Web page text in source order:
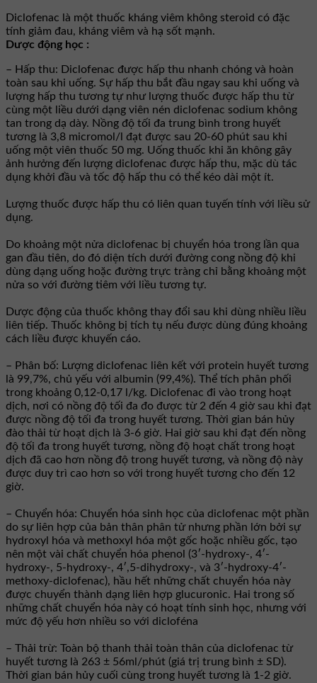
Diclofenac là một thuốc kháng viêm không steroid có đặc
tính giảm đau, kháng viêm và hạ sốt mạnh.
Dược động học :
– Hấp thu: Diclofenac được hấp thu nhanh chóng và hoàn
toàn sau khi uống. Sự hấp thu bắt đầu ngay sau khi uống và
lượng hấp thu tương tự như lượng thuốc được hấp thu từ
cùng một liều dưới dạng viên nén diclofenac sodium không
tan trong dạ dày. Nồng độ tối đa trung bình trong huyết
tương là 3,8 micromol/l đạt được sau 20-60 phút sau khi
uống một viên thuốc 50 mg. Uống thuốc khi ăn không gây
ảnh hưởng đến lượng diclofenac được hấp thu, mặc dù tác
dụng khởi đầu và tốc độ hấp thu có thể kéo dài một ít.
Lượng thuốc được hấp thu có liên quan tuyến tính với liều sử
dụng.
Do khoảng một nửa diclofenac bị chuyển hóa trong lần qua
gan đầu tiên, do đó diện tích dưới đường cong nồng độ khi
dùng dạng uống hoặc đường trực tràng chỉ bằng khoảng một
nửa so với đường tiêm với liều tương tự.
Dược động của thuốc không thay đổi sau khi dùng nhiều liều
liên tiếp. Thuốc không bị tích tụ nếu được dùng đúng khoảng
cách liều được khuyến cáo.
– Phân bố: Lượng diclofenac liên kết với protein huyết tương
là 99,7%, chủ yếu với albumin (99,4%). Thể tích phân phối
trong khoảng 0,12-0,17 l/kg. Diclofenac đi vào trong hoạt
dịch, nơi có nồng độ tối đa đo được từ 2 đến 4 giờ sau khi đạt
được nồng độ tối đa trong huyết tương. Thời gian bán hủy
đào thải từ hoạt dịch là 3-6 giờ. Hai giờ sau khi đạt đến nồng
độ tối đa trong huyết tương, nồng độ hoạt chất trong hoạt
dịch đã cao hơn nồng độ trong huyết tương, và nồng độ này
được duy trì cao hơn so với trong huyết tương cho đến 12
giờ.
– Chuyển hóa: Chuyển hóa sinh học của diclofenac một phần
do sự liên hợp của bản thân phân tử nhưng phần lớn bởi sự
hydroxyl hóa và methoxyl hóa một gốc hoặc nhiều gốc, tạo
nên một vài chất chuyển hóa phenol (3′-hydroxy-, 4′-
hydroxy-, 5-hydroxy-, 4′,5-dihydroxy-, và 3′-hydroxy-4′-
methoxy-diclofenac), hầu hết những chất chuyển hóa này
được chuyển thành dạng liên hợp glucuronic. Hai trong số
những chất chuyển hóa này có hoạt tính sinh học, nhưng với
mức độ yếu hơn nhiều so với dicloféna
– Thải trừ: Toàn bộ thanh thải toàn thân của diclofenac từ
huyết tương là 263 ± 56ml/phút (giá trị trung bình ± SD).
Thời gian bán hủy cuối cùng trong huyết tương là 1-2 giờ.